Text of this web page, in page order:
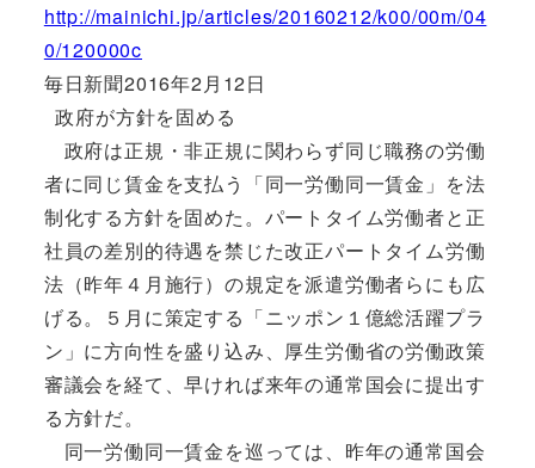
http://mainichi.jp/articles/20160212/k00/00m/04
0/120000c
毎日新聞2016年2月12日
政府が方針を固める
政府は正規・非正規に関わらず同じ職務の労働
者に同じ賃金を支払う「同一労働同一賃金」を法
制化する方針を固めた。パートタイム労働者と正
社員の差別的待遇を禁じた改正パートタイム労働
法（昨年４月施行）の規定を派遣労働者らにも広
げる。５月に策定する「ニッポン１億総活躍プラ
ン」に方向性を盛り込み、厚生労働省の労働政策
審議会を経て、早ければ来年の通常国会に提出す
る方針だ。
同一労働同一賃金を巡っては、昨年の通常国会